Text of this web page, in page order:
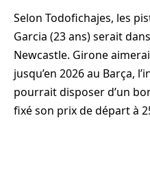
Selon Todofichajes, les
Garcia (23 ans) serait
Newcastle. Girone
jusqu’en 2026 au Barça,
pourrait disposer d’un
fixé son prix de départ à